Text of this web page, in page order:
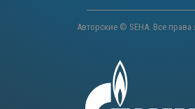
Авторские © SEHA. Все